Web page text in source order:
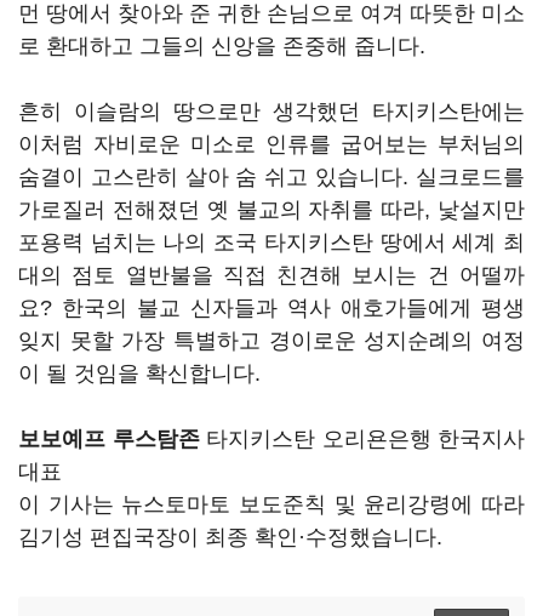
먼 땅에서 찾아와 준 귀한 손님으로 여겨 따뜻한 미소
로 환대하고 그들의 신앙을 존중해 줍니다.
흔히 이슬람의 땅으로만 생각했던 타지키스탄에는
이처럼 자비로운 미소로 인류를 굽어보는 부처님의
숨결이 고스란히 살아 숨 쉬고 있습니다. 실크로드를
가로질러 전해졌던 옛 불교의 자취를 따라, 낯설지만
포용력 넘치는 나의 조국 타지키스탄 땅에서 세계 최
대의 점토 열반불을 직접 친견해 보시는 건 어떨까
요? 한국의 불교 신자들과 역사 애호가들에게 평생
잊지 못할 가장 특별하고 경이로운 성지순례의 여정
이 될 것임을 확신합니다.
보보예프 루스탐존타지키스탄 오리욘은행 한국지사
대표
이 기사는 뉴스토마토 보도준칙 및 윤리강령에 따라
김기성 편집국장이 최종 확인·수정했습니다.